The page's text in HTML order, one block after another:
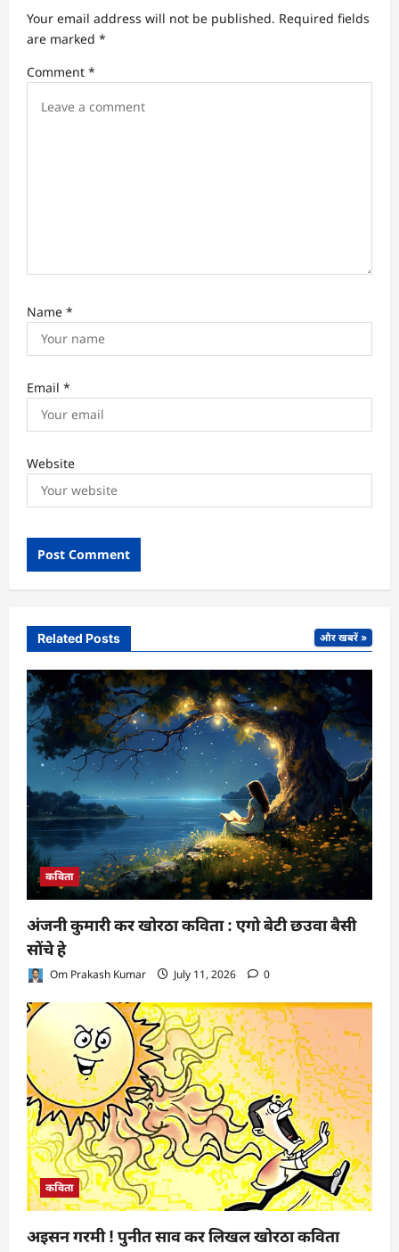
g
t
Your email address will not be published. Required fields
are marked *
Comment *
Name *
Email *
Website
Related Posts और खबरें »
कविता
अंजनी कुमारी कर खोरठा कविता : एगो बेटी छउवा बैसी
सोंचे हे
Om Prakash Kumar July 11, 2026 0
कविता
अइसन गरमी ! पुनीत साव कर लिखल खोरठा कविता